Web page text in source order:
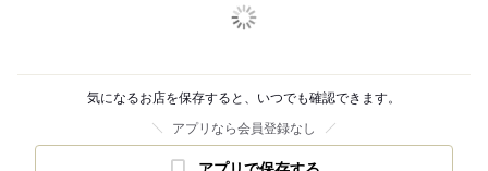
気になるお店を保存すると、いつでも確認できます。
アプリなら会員登録なし